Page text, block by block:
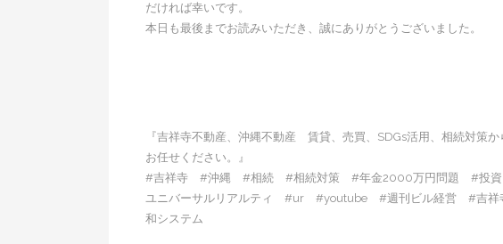
だければ幸いです。
本日も最後までお読みいただき、誠にありがとうございました。
『吉祥寺不動産、沖縄不動産 賃貸、売買、SDGs活用、相続対策
お任せください。』
#吉祥寺 #沖縄 #相続 #相続対策 #年金2000万円問題 #投
ユニバーサルリアルティ #ur #youtube #週刊ビル経営 #
和システム